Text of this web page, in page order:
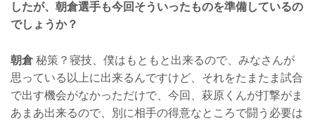
したが、朝倉選手も今回そういったものを準備しているの
でしょうか？
朝倉秘策？寝技、僕はもともと出来るので、みなさんが
思っている以上に出来るんですけど、それをたまたま試合
で出す機会がなかっただけで、今回、萩原くんが打撃がま
あまあ出来るので、別に相手の得意なところで闘う必要は